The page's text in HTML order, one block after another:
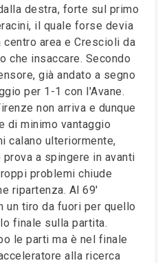
destra, forte sul primo
il quale forse devia
area e Crescioli da
che insaccare. Secondo
già andato a segno
per 1-1 con l'Avane.
non arriva e dunque
di minimo vantaggio
calano ulteriormente,
a spingere in avanti
problemi chiude
ripartenza. Al 69'
un tiro da fuori per quello
finale sulla partita.
le parti ma è nel finale
alla ricerca